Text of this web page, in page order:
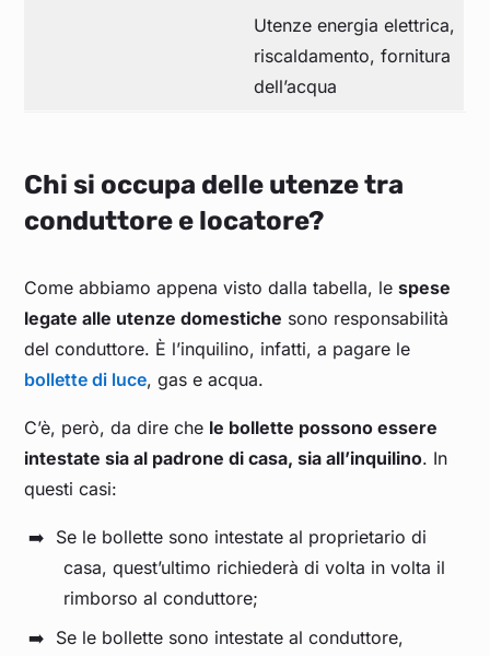
Utenze energia elettrica,
riscaldamento, fornitura
dell’acqua
Chi si occupa delle utenze tra
conduttore e locatore?
Come abbiamo appena visto dalla tabella, lespese
legate alle utenze domestiche sono responsabilità
del conduttore. È l’inquilino, infatti, a pagare le
bollette di luce, gas e acqua.
C’è, però, da dire che le bollette possono essere
intestate sia al padrone di casa, sia all’inquilino. In
questi casi:
Se le bollette sono intestate al proprietario di
casa, quest’ultimo richiederà di volta in volta il
rimborso al conduttore;
Se le bollette sono intestate al conduttore,